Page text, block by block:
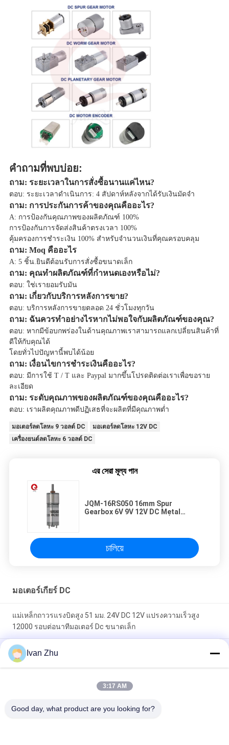
คำถามที่พบบ่อย:
ถาม: ระยะเวลาในการสั่งซื้อนานแค่ไหน?
ตอบ: ระยะเวลาดำเนินการ: 4 สัปดาห์หลังจากได้รับเงินมัดจำ
ถาม: การประกันการค้าของคุณคืออะไร?
A: การป้องกันคุณภาพของผลิตภัณฑ์ 100%
การป้องกันการจัดส่งสินค้าตรงเวลา 100%
คุ้มครองการชำระเงิน 100% สำหรับจำนวนเงินที่คุณครอบคลุม
ถาม: Moq คืออะไร
A: 5 ชิ้น.ยินดีต้อนรับการสั่งซื้อขนาดเล็ก
ถาม: คุณทำผลิตภัณฑ์ที่กำหนดเองหรือไม่?
ตอบ: ใช่เรายอมรับมัน
ถาม: เกี่ยวกับบริการหลังการขาย?
ตอบ: บริการหลังการขายตลอด 24 ชั่วโมงทุกวัน
ถาม: ฉันควรทำอย่างไรหากไม่พอใจกับผลิตภัณฑ์ของคุณ?
ตอบ: หากมีข้อบกพร่องในด้านคุณภาพเราสามารถแลกเปลี่ยนสินค้าที่
ดีให้กับคุณได้
โดยทั่วไปปัญหานี้พบได้น้อย
ถาม: เงื่อนไขการชำระเงินคืออะไร?
ตอบ: มีการใช้ T / T และ Paypal มากขึ้นโปรดติดต่อเราเพื่อขอราย
ละเอียด
ถาม: ระดับคุณภาพของผลิตภัณฑ์ของคุณคืออะไร?
ตอบ: เราผลิตคุณภาพดีปฏิเสธที่จะผลิตที่มีคุณภาพต่ำ
มอเตอร์ลดโลหะ 9 วอลต์ DC
มอเตอร์ลดโลหะ 12V DC
เครื่องยนต์ลดโลหะ 6 วอลต์ DC
এর সেরা মূল্য পান
JQM-16RS050 16mm Spur
Gearbox 6V 9V 12V DC Metal
চালিয়ে
มอเตอร์เกียร์ DC
แม่เหล็กถาวรแรงบิดสูง 51 มม. 24V DC 12V แปรงความเร็วสูง
12000 รอบต่อนาทีมอเตอร์ Dc ขนาดเล็ก
มอเตอร์เกียร์ 1N.M 24VDC มอเตอร์เกียร์หนอน 46 มม. สำหรับ
เครื่องจักรทางการแพทย์
370 46mm 6V 24V 12v มอเตอร์แรงบิดสูง ROHS 123rpm ที่แนบ
Ivan Zhu
3:17 AM
Good day, what product are you looking for?